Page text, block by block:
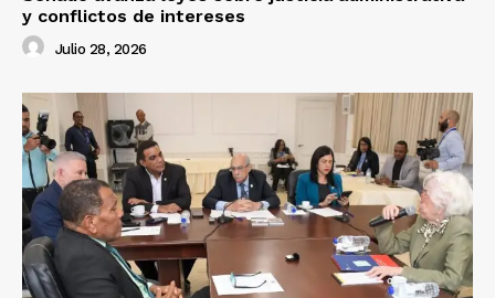
y conflictos de intereses
Julio 28, 2026